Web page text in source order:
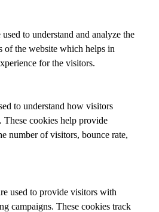
to understand and analyze the
of the website which helps in
for the visitors.
to understand how visitors
cookies help provide
number of visitors, bounce rate,
used to provide visitors with
campaigns. These cookies track